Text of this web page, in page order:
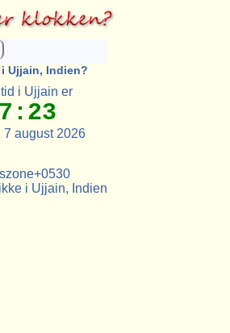
Ujjain, Indien?
i Ujjain er
7 august 2026
i Ujjain, Indien